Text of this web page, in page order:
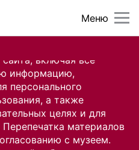
включая все
информацию,
персонального
а также
целях и для
материалов
с музеем.
Меню